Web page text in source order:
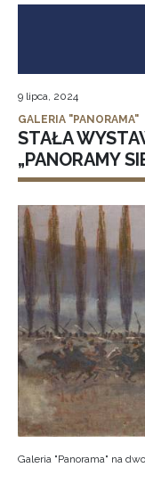
9 lipca, 2024
GALERIA "PANORAMA"
STAŁA
„PANORAMY
Galeria "Panorama" na